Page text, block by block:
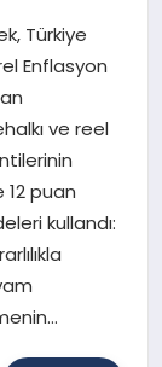
Türkiye
Enflasyon
ve reel
puan
kullandı: